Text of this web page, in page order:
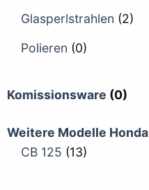
Glasperlstrahlen (2)
Polieren (0)
Komissionsware (0)
Weitere Modelle Honda
CB 125 (13)